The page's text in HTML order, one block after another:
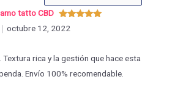
las
Valorado
con
tatto CBD
octubre 12, 2022
Textura rica y la gestión que hace esta
Envío 100% recomendable.